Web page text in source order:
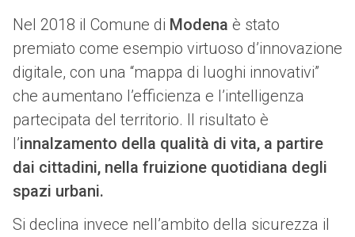
Nel 2018 il Comune di Modena è stato
premiato come esempio virtuoso d’innovazione
digitale, con una “mappa di luoghi innovativi”
che aumentano l’efficienza e l’intelligenza
partecipata del territorio. Il risultato è
l’innalzamento della qualità di vita, a partire
dai cittadini, nella fruizione quotidiana degli
spazi urbani.
Si declina invece nell’ambito della sicurezza il